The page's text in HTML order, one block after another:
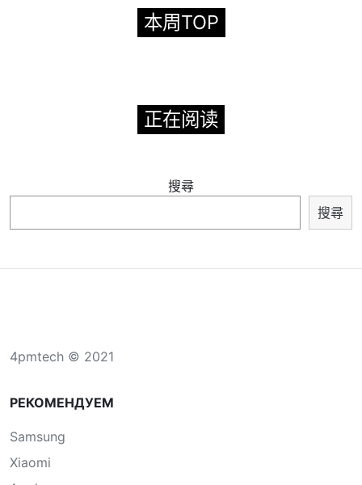
本周TOP
正在阅读
搜尋
搜尋
4pmtech © 2021
РЕКОМЕНДУЕМ
Samsung
Xiaomi